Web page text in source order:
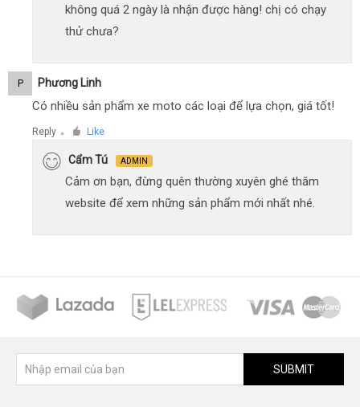
không quá 2 ngày là nhận được hàng! chị có chạy
thử chưa?
P Phương Linh
Có nhiều sản phẩm xe moto các loại để lựa chọn, giá tốt!
Reply ● Like
Cẩm Tú ADMIN
Cảm ơn bạn, đừng quên thường xuyên ghé thăm
website để xem những sản phẩm mới nhất nhé.
SUBMIT